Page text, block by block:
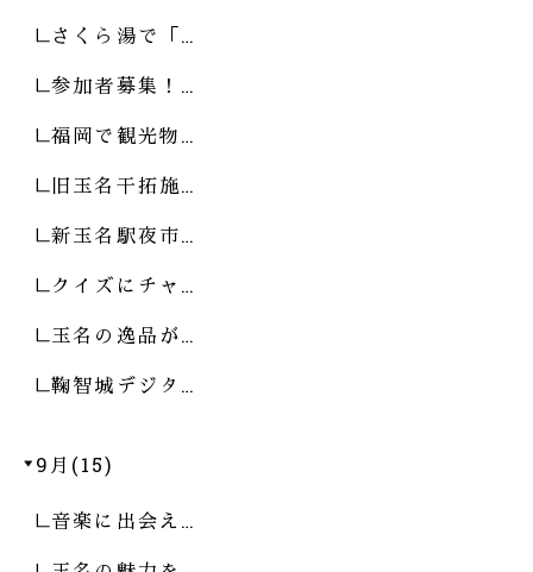
さくら湯で「…
参加者募集！…
福岡で観光物…
旧玉名干拓施…
新玉名駅夜市…
クイズにチャ…
玉名の逸品が…
鞠智城デジタ…
9月(15)
音楽に出会え…